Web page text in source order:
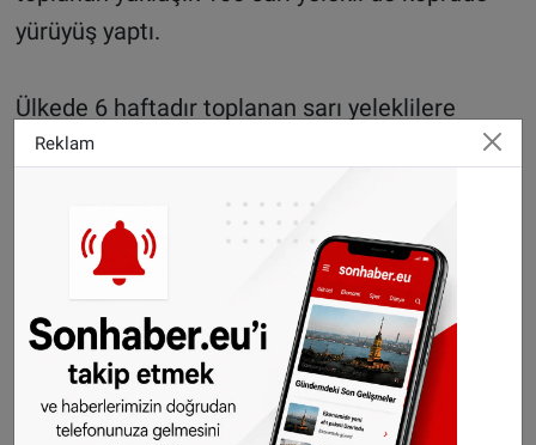
yürüyüş yaptı.
Ülkede 6 haftadır toplanan sarı yeleklilere
alternatif olarak örgütlenen "kırmızı yelekliler",
gösteri yapacak.
Reklam